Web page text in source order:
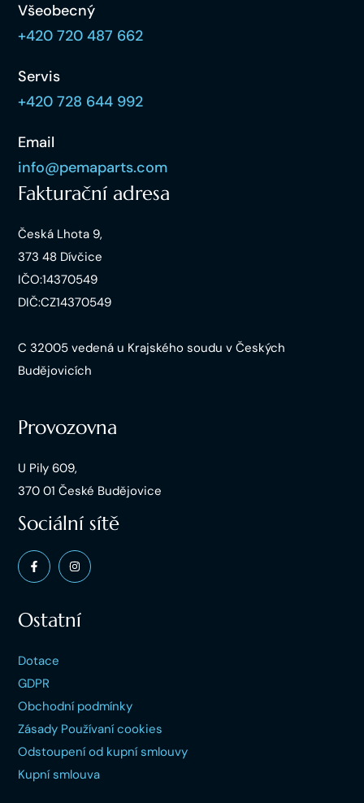
Všeobecný
+420 720 487 662
Servis
+420 728 644 992
Email
info@pemaparts.com
Fakturační adresa
Česká Lhota 9,
373 48 Dívčice
IČO:14370549
DIČ:CZ14370549
C 32005 vedená u Krajského soudu v Českých
Budějovicích
Provozovna
U Pily 609,
370 01 České Budějovice
Sociální sítě
Ostatní
Dotace
GDPR
Obchodní podmínky
Zásady Používaní cookies
Odstoupení od kupní smlouvy
Kupní smlouva